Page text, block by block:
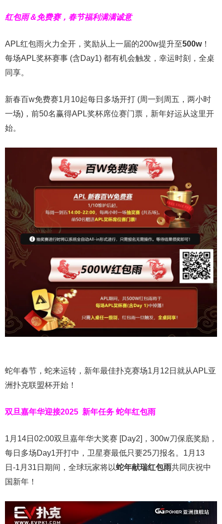
红包雨＆免费赛，春节福利满满诚意
APL红包雨火力全开，奖励从上一届的200w提升至500w！
每场APL奖杯赛事 (含Day1) 都有机会触发，幸运时刻，全桌
同享。
新春百w免费赛1月10起每日多场开打 (周一到周五，两小时
一场)，前50名赢得APL奖杯席位赛门票，新年好运从这里开
始。
蛇年春节，蛇来运转，新年最佳扑克赛场1月12日就从APL亚
洲扑克联盟杯开始！
双旦嘉年华迎接2025 新年任务 蛇年红包雨
1月14日02:00双旦嘉年华大奖赛 [Day2]，300w刀保底奖励，
每日多场Day1开打中，卫星赛最低只要25刀报名。1月13
日-1月31日期间，全球玩家将以蛇年献瑞红包雨共同庆祝中
国新年！